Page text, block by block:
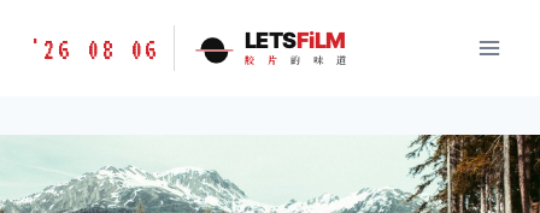
胶
味
LETSFILM
'26 08 06 LETSFiLM
胶 片 的 味 道